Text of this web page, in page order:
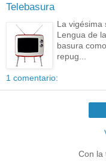
Telebasura
La vigésima
Lengua de
basura
repug...
1 comentario:
Con la